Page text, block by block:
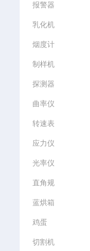
报警器
乳化机
烟度计
制样机
探测器
曲率仪
转速表
应力仪
光率仪
直角规
蓝烘箱
鸡蛋
切割机